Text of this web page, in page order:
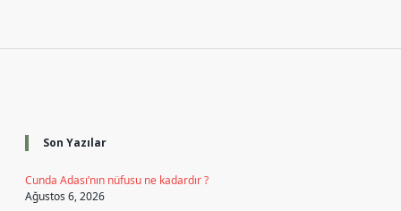
Son Yazılar
Cunda Adası’nın nüfusu ne kadardır ?
Ağustos 6, 2026